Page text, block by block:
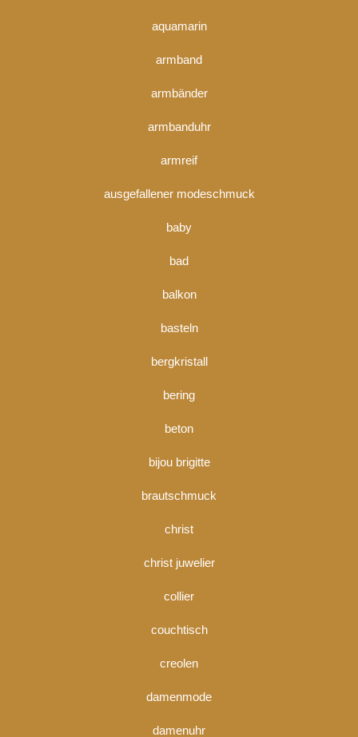
aquamarin
armband
armbänder
armbanduhr
armreif
ausgefallener modeschmuck
baby
bad
balkon
basteln
bergkristall
bering
beton
bijou brigitte
brautschmuck
christ
christ juwelier
collier
couchtisch
creolen
damenmode
damenuhr